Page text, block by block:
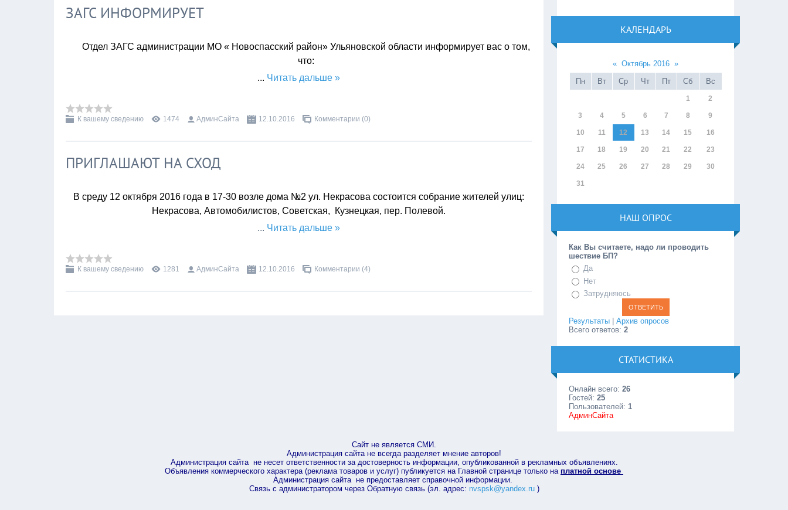
ЗАГС ИНФОРМИРУЕТ
Отдел ЗАГС администрации МО « Новоспасский район» Ульяновской области информирует вас о том,
что:
... Читать дальше »
К вашему сведению 1474 АдминСайта 12.10.2016 Комментарии (0)
ПРИГЛАШАЮТ НА СХОД
В среду 12 октября 2016 года в 17-30 возле дома №2 ул. Некрасова состоится собрание жителей улиц:
Некрасова, Автомобилистов, Советская, Кузнецкая, пер. Полевой.
... Читать дальше »
К вашему сведению 1281 АдминСайта 12.10.2016 Комментарии (4)
КАЛЕНДАРЬ
« Октябрь 2016 »
Пн
Вт Ср Чт Пт Сб Вс
1 2
3 4 5 6 7 8 9
10 11 12 13 14 15 16
17 18 19 20 21 22 23
24 25 26 27 28 29 30
31
НАШ ОПРОС
Как Вы считаете, надо ли проводить
шествие БП?
Да
Нет
Затрудняюсь
Результаты |Архив опросов
Всего ответов:2
СТАТИСТИКА
Онлайн всего:26
Гостей:25
Пользователей: 1
АдминСайта
Сайт не является СМИ.
Администрация сайта не всегда разделяет мнение авторов!
Администрация сайта не несет ответственности за достоверность информации, опубликованной в рекламных объявлениях.
Объявления коммерческого характера (реклама товаров и услуг) публикуется на Главной странице только на платной основе
Администрация сайта не предоставляет справочной информации.
Связь с администратором через Обратную связь (эл. адрес: nvspsk@yandex.ru)